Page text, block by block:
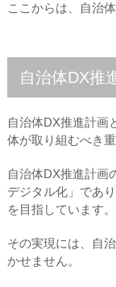
ここからは、自治
自治体DX推
自治体DX推進計画
体が取り組むべき
自治体DX推進計画
デジタル化」であ
を目指しています。
その実現には、自
かせません。